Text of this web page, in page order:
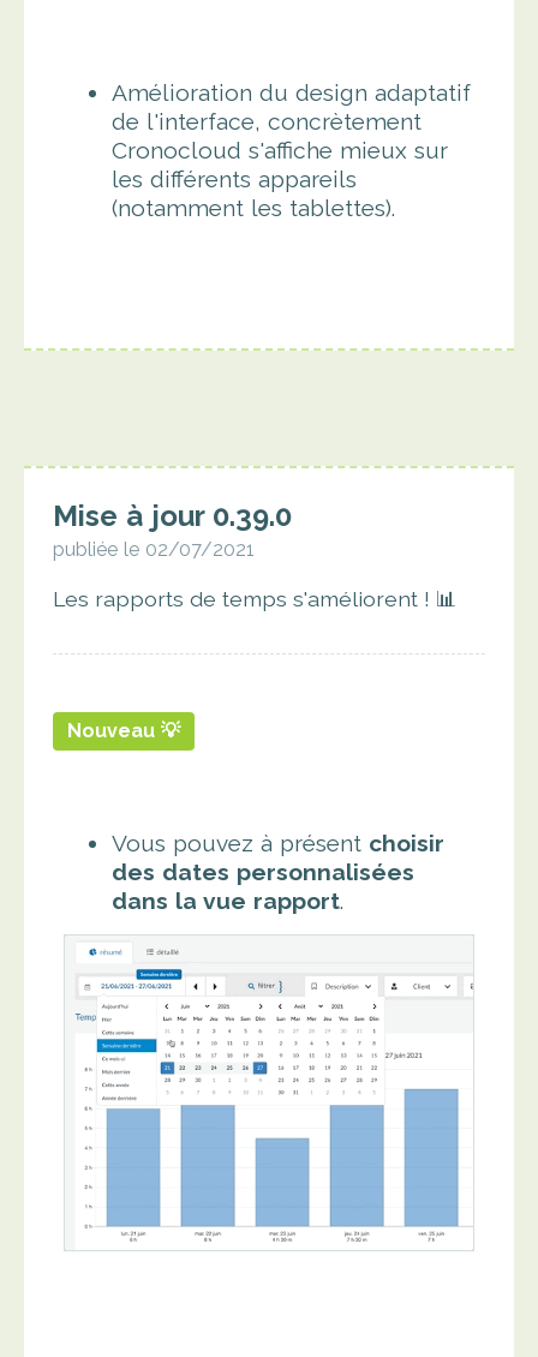
Amélioration du design adaptatif
de l'interface, concrètement
Cronocloud s'affiche mieux sur
les différents appareils
(notamment les tablettes).
Mise à jour 0.39.0
publiée le 02/07/2021
Les rapports de temps s'améliorent ! 📊
Nouveau 💡
Vous pouvez à présent choisir
des dates personnalisées
dans la vue rapport.